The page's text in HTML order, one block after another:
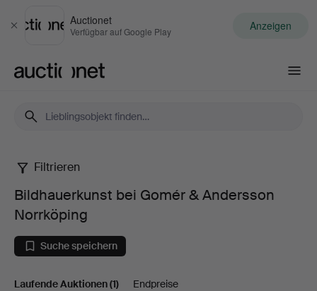
Schließen
Auctionet
Verfügbar auf Google Play Anzeigen
Bildhauerkunst
bei
Gomér
Filtrieren
Bildhauerkunst bei Gomér & Andersson
Norrköping
Suche speichern
Laufende Auktionen(1) Endpreise